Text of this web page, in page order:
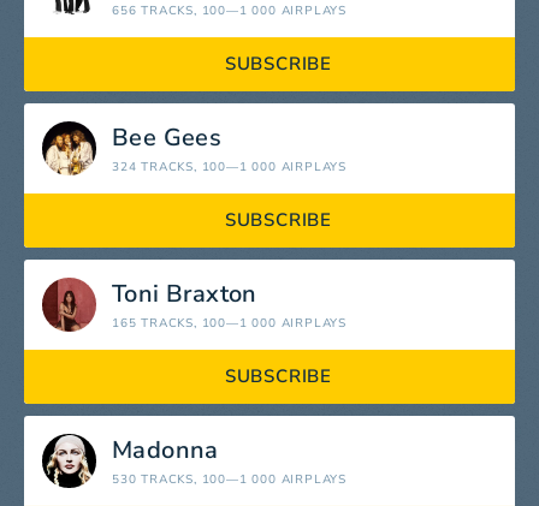
656 TRACKS, 100—1 000 AIRPLAYS
SUBSCRIBE
Bee Gees
324 TRACKS, 100—1 000 AIRPLAYS
SUBSCRIBE
Toni Braxton
165 TRACKS, 100—1 000 AIRPLAYS
SUBSCRIBE
Madonna
530 TRACKS, 100—1 000 AIRPLAYS